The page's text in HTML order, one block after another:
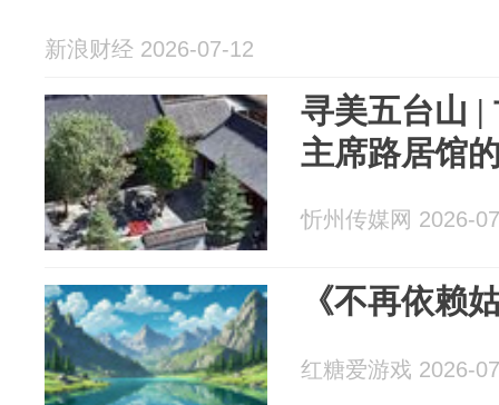
新浪财经 2026-07-12
寻美五台山 |
主席路居馆
忻州传媒网 2026-
《不再依赖
红糖爱游戏 2026-